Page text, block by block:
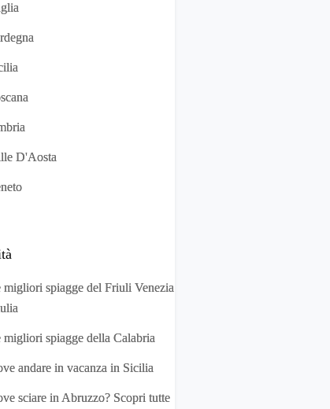
D'Aosta
migliori spiagge del Friuli Venezia
migliori spiagge della Calabria
andare in vacanza in Sicilia
sciare in Abruzzo? Scopri tutte